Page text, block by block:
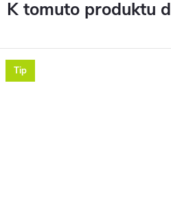
K tomuto produktu
Tip